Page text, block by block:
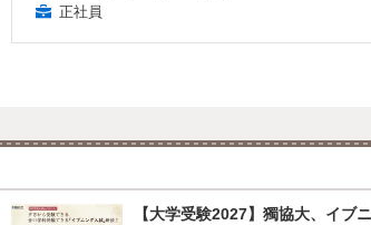
正社員
【大学受験2027】獨協大、イブ